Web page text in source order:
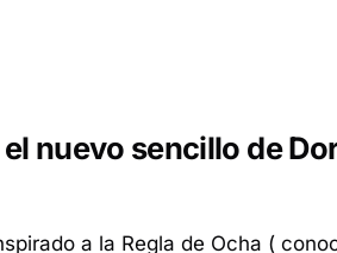
nuevo sencillo de
a la Regla de Ocha (